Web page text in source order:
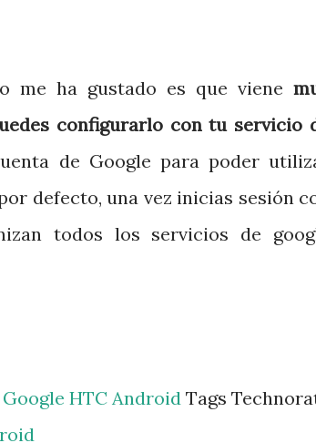
me ha gustado es que viene
configurarlo con tu servicio
de Google para poder
defecto, una vez inicias sesión
todos los servicios de
Google HTC Android Tags